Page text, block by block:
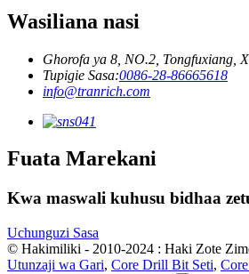
Wasiliana nasi
Ghorofa ya 8, NO.2, Tongfuxiang,
Tupigie Sasa:0086-28-86665618
info@tranrich.com
Fuata Marekani
Kwa maswali kuhusu bidhaa
Uchunguzi Sasa
© Hakimiliki - 2010-2024 : Haki Zote
Utunzaji wa Gari, Core Drill Bit Seti,